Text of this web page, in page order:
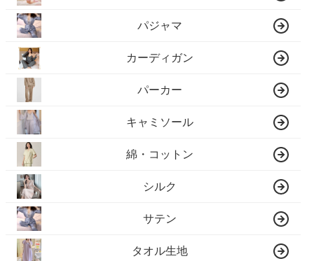
パジャマ
カーディガン
パーカー
キャミソール
綿・コットン
シルク
サテン
タオル生地